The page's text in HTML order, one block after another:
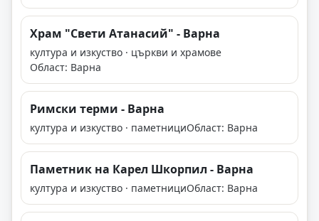
Храм "Свети Атанасий" - Варна
култура и изкуство · църкви и храмове
Област: Варна
Римски терми - Варна
култура и изкуство · паметнициОбласт: Варна
Паметник на Карел Шкорпил - Варна
култура и изкуство · паметнициОбласт: Варна